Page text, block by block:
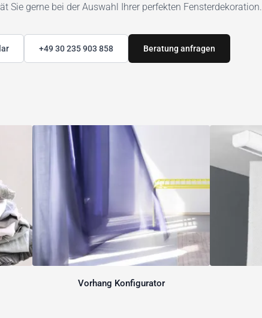
Sie gerne bei der Auswahl Ihrer perfekten Fensterdekoration.
+49 30 235 903 858 Beratung anfragen
Vorhang Konfigurator